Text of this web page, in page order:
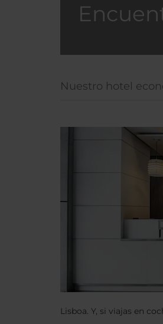
Nuestro hotel
Lisboa. Y, si viajas en